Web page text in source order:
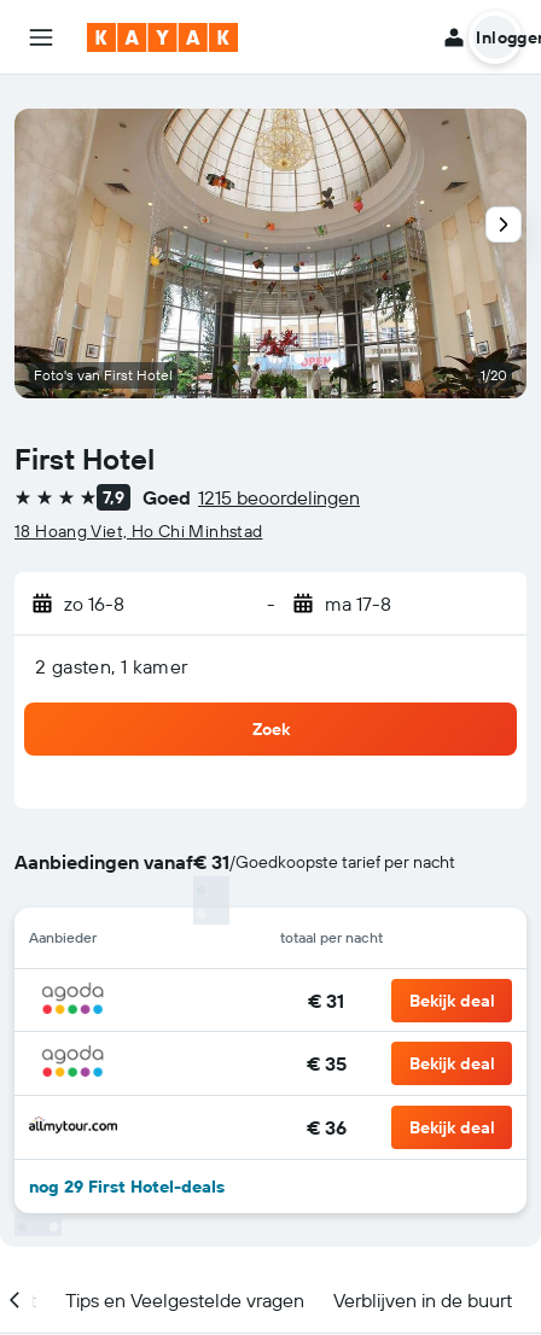
First Hotel
4 sterren 7,9 Goed 1215 beoordelingen
18 Hoang Viet, Ho Chi Minhstad
zo 16-8 - ma 17-8
2 gasten, 1 kamer
Zoek
Aanbiedingen vanaf€ 31/Goedkoopste tarief per nacht
Aanbieder totaal per nacht
€ 31 Bekijk deal
€ 35 Bekijk deal
€ 36 Bekijk deal
nog 29 First Hotel-deals
Foto's van First Hotel 1/20
Tips en Veelgestelde vragen Verblijven in de buurt